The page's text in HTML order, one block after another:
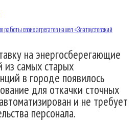
работы своих агрегатов нашел «Златоустовский
на энергосберегающие
из самых старых
в городе появилось
для откачки сточных
и не требует
персонала.